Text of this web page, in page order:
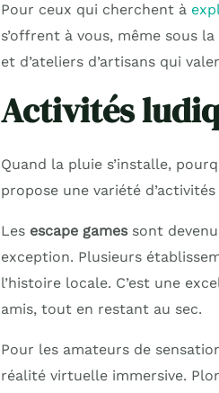
Pour ceux qui cherchent à
s’offrent à vous, même sous
et d’ateliers d’artisans qui
Activités
Quand la pluie s’installe,
propose une variété
Les escape gamessont
exception. Plusieurs
l’histoire locale. C’est une
amis, tout en restant au sec.
Pour les amateurs de
réalité virtuelle immersive.